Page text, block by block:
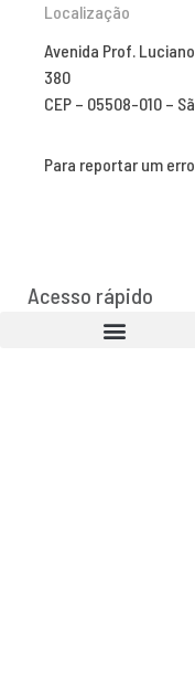
Localização
Avenida Prof.
380
CEP – 05508-010 –
Para reportar um
Acesso rápido